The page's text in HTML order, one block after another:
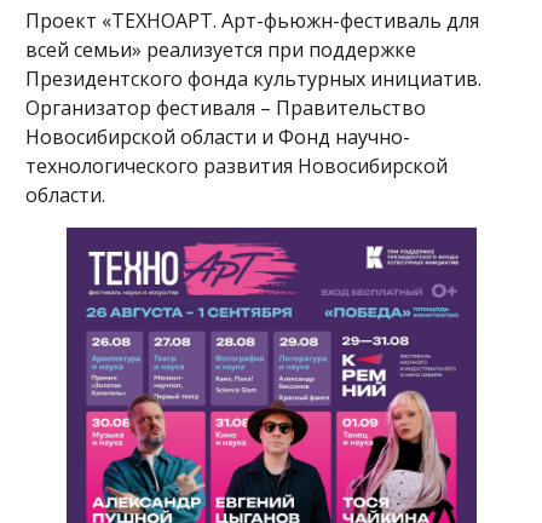
Проект «ТЕХНОАРТ. Арт-фьюжн-фестиваль для
всей семьи» реализуется при поддержке
Президентского фонда культурных инициатив.
Организатор фестиваля – Правительство
Новосибирской области и Фонд научно-
технологического развития Новосибирской
области.